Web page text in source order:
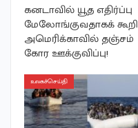
கனடாவில் யூத எதிர்ப்பு
மேலோங்குவதாகக் கூறி
அமெரிக்காவில் தஞ்சம்
கோர ஊக்குவிப்பு!
உலகச்செய்தி